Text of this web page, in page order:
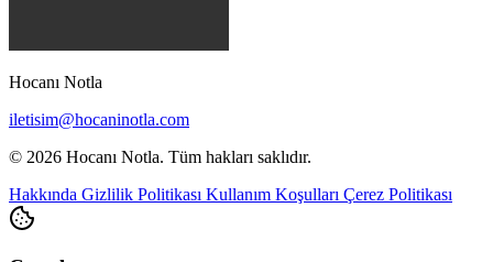
Hocanı Notla
iletisim@hocaninotla.com
© 2026 Hocanı Notla. Tüm hakları saklıdır.
Hakkında Gizlilik Politikası Kullanım Koşulları Çerez Politikası